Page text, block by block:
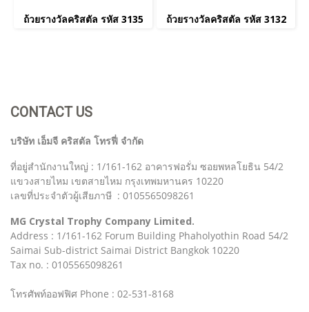
ถ้วยรางวัลคริสตัล รหัส 3135 ถ้วยรางวัลคริสตัล รหัส 3132
CONTACT US
บริษัท เอ็มจี คริสตัล โทรฟี่ จำกัด
ที่อยู่สำนักงานใหญ่ : 1/161-162 อาคารฟอรั่ม ซอยพหลโยธิน 54/2
แขวงสายไหม เขตสายไหม กรุงเทพมหานคร 10220
เลขที่ประจำตัวผู้เสียภาษี : 0105565098261
MG Crystal Trophy Company Limited.
Address : 1/161-162 Forum Building Phaholyothin Road 54/2
Saimai Sub-district Saimai District Bangkok 10220
Tax no. : 0105565098261
โทรศัพท์ออฟฟิศ Phone : 02-531-8168